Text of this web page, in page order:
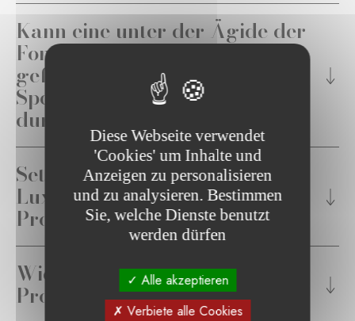
Kann eine unter der Ägide der
Fondation de Luxembourg
geführte Stiftung
Spendenaufrufe (Fundraising)
durchführen?
Setzt die Fondation de
Luxembourg ihre eigenen
Projekte um?
Wie werden die unterstützten
Projekte ausgewählt?
Diese Webseite verwendet
'Cookies' um Inhalte und
Anzeigen zu personalisieren
und zu analysieren. Bestimmen
Sie, welche Dienste benutzt
werden dürfen
Alle akzeptieren
Verbiete alle Cookies